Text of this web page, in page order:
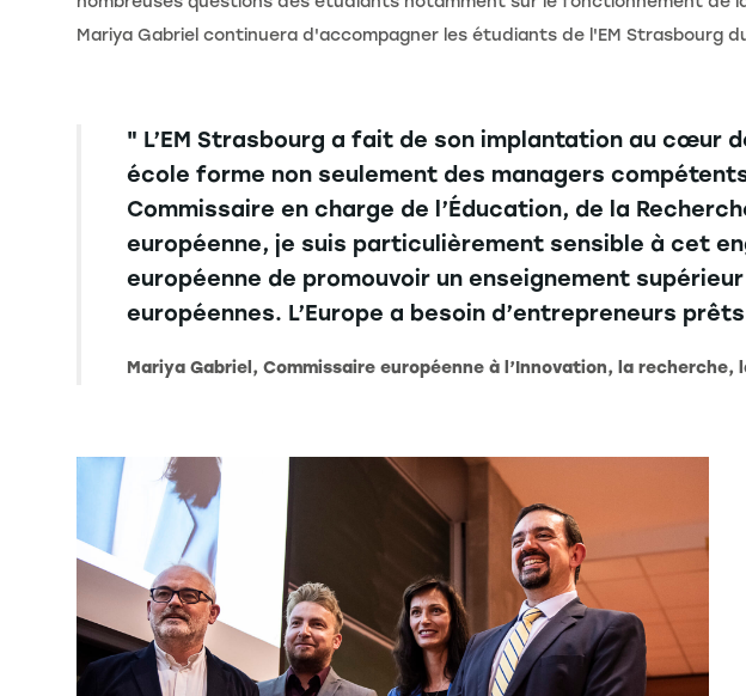
Mariya Gabriel continuera d'accompagner les étudiants de l'EM Strasbourg
" L’EM Strasbourg a fait de son implantation au cœur
école forme non seulement des managers
Commissaire en charge de l’Éducation, de la
européenne, je suis particulièrement sensible à cet
européenne de promouvoir un enseignement
européennes. L’Europe a besoin d’entrepreneurs
Mariya Gabriel, Commissaire européenne à l’Innovation, la